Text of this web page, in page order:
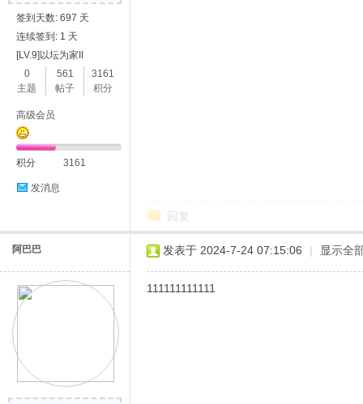
签到天数: 697 天
连续签到: 1 天
[LV.9]以坛为家II
0
主题
561
帖子
3161
积分
高级会员
积分 3161
发消息
回复
阿巴巴 发表于 2024-7-24 07:15:06 | 显示全
111111111111